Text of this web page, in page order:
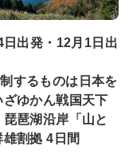
日出発・12月1日出
するものは日本を
ざゆかん戦国天下
琵琶湖沿岸「山と
雄割拠 4日間